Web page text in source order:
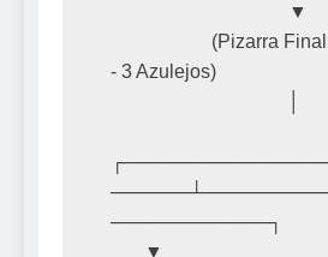
- 3 Azulejos)
────────────┐